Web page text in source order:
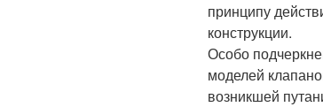
принципу
конструкции.
Особо
моделей
возникшей